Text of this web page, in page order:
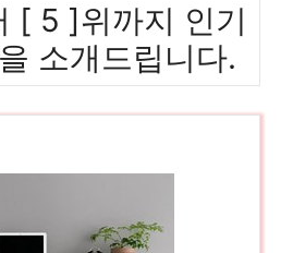
[ 5 ]위까지 인기
소개드립니다.